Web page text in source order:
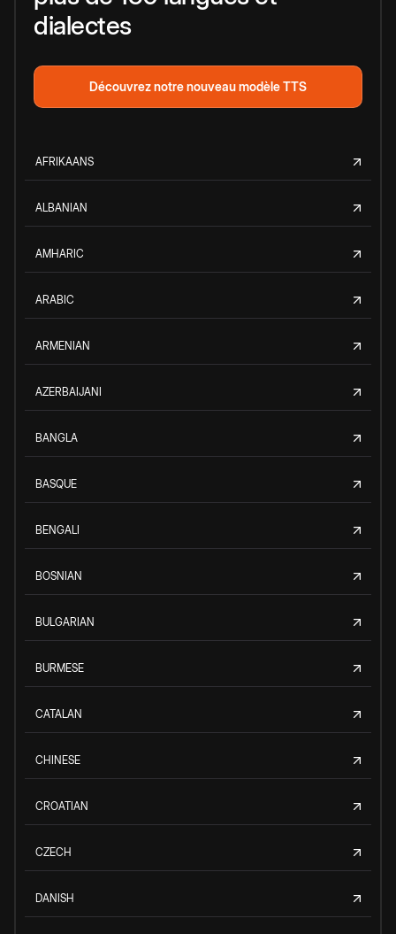
dialectes
Découvrez notre nouveau modèle TTS
AFRIKAANS
ALBANIAN
AMHARIC
ARABIC
ARMENIAN
AZERBAIJANI
BANGLA
BASQUE
BENGALI
BOSNIAN
BULGARIAN
BURMESE
CATALAN
CHINESE
CROATIAN
CZECH
DANISH